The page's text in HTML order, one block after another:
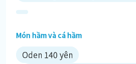
Món hầm và cá hầm
Oden 140 yên